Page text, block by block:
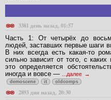
3381 день назад, 01:57
Часть 1: От четырёх до
людей, заставших первые шаги
В них всегда есть какая-то
сильно зависит от того, с
это определяется
иногда и вовсе —
...далее
demoscene it oldcomps
2893 дня назад, 20:30